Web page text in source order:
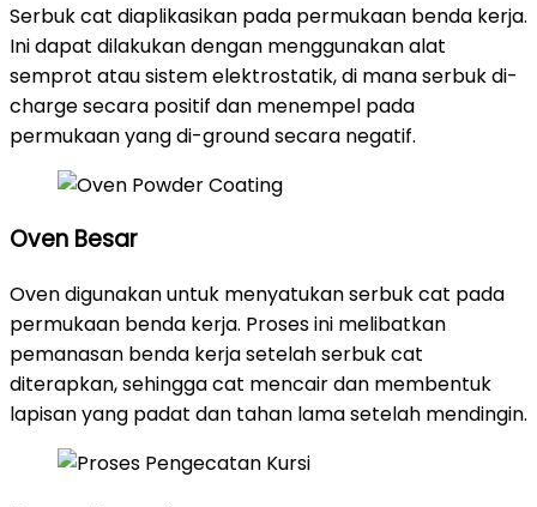
Serbuk cat diaplikasikan pada permukaan benda kerja.
Ini dapat dilakukan dengan menggunakan alat
semprot atau sistem elektrostatik, di mana serbuk di-
charge secara positif dan menempel pada
permukaan yang di-ground secara negatif.
Oven Besar
Oven digunakan untuk menyatukan serbuk cat pada
permukaan benda kerja. Proses ini melibatkan
pemanasan benda kerja setelah serbuk cat
diterapkan, sehingga cat mencair dan membentuk
lapisan yang padat dan tahan lama setelah mendingin.